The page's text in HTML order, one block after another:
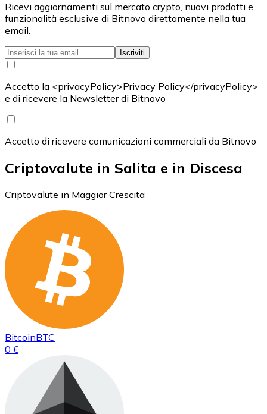
Ricevi aggiornamenti sul mercato crypto, nuovi prodotti e
funzionalità esclusive di Bitnovo direttamente nella tua
email.
Iscriviti
Accetto la <privacyPolicy>Privacy Policy</privacyPolicy>
e di ricevere la Newsletter di Bitnovo
Accetto di ricevere comunicazioni commerciali da Bitnovo
Criptovalute in Salita e in Discesa
Criptovalute in Maggior Crescita
BitcoinBTC
0 €